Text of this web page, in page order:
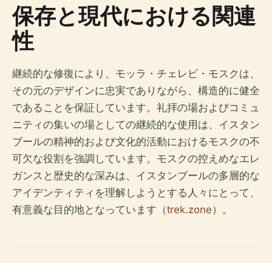
保存と現代における関連
性
継続的な修復により、モッラ・チェレビ・モスクは、
その元のデザインに忠実でありながら、構造的に健全
であることを保証しています。礼拝の場およびコミュ
ニティの集いの場としての継続的な使用は、イスタン
ブールの精神的および文化的活動におけるモスクの不
可欠な役割を強調しています。モスクの控えめなエレ
ガンスと歴史的な深みは、イスタンブールの多層的な
アイデンティティを理解しようとする人々にとって、
有意義な目的地となっています（trek.zone）。